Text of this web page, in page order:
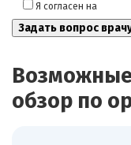
Я согласен на
обзор по